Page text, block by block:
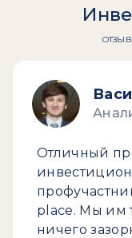
Отличный
place. Мы им
ничего